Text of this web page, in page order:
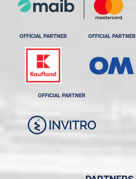
OFFICIAL PARTNER OFFICIAL PARTNER
OFFICIAL PARTNER